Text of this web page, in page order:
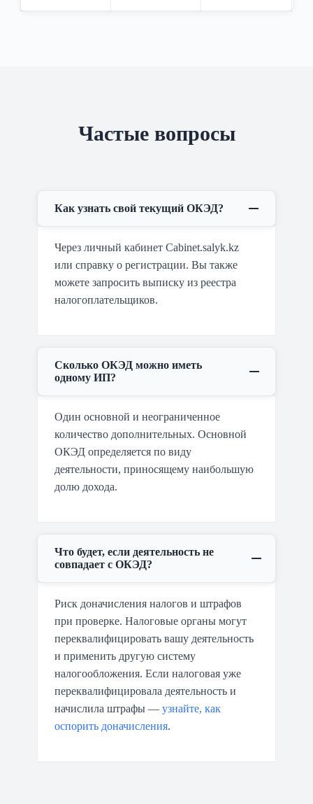
Частые вопросы
Как узнать свой текущий ОКЭД?
Через личный кабинет Cabinet.salyk.kz
или справку о регистрации. Вы также
можете запросить выписку из реестра
налогоплательщиков.
Сколько ОКЭД можно иметь
одному ИП?
Один основной и неограниченное
количество дополнительных. Основной
ОКЭД определяется по виду
деятельности, приносящему наибольшую
долю дохода.
Что будет, если деятельность не
совпадает с ОКЭД?
Риск доначисления налогов и штрафов
при проверке. Налоговые органы могут
переквалифицировать вашу деятельность
и применить другую систему
налогообложения. Если налоговая уже
переквалифицировала деятельность и
начислила штрафы —узнайте, как
оспорить доначисления.